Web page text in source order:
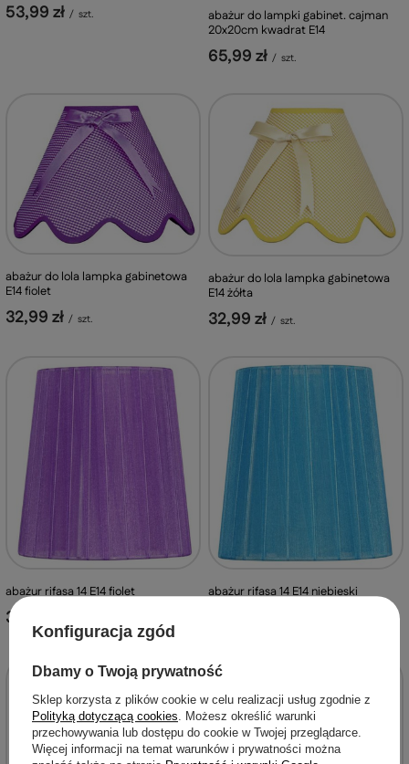
53,99 zł / szt.
abażur do lampki gabinet. cajman
20x20cm kwadrat E14
65,99 zł / szt.
abażur do lola lampka gabinetowa
E14 fiolet
32,99 zł / szt.
abażur do lola lampka gabinetowa
E14 żółta
32,99 zł / szt.
abażur rifasa 14 E14 fiolet
30,99 zł
abażur rifasa 14 E14 niebieski
Konfiguracja zgód
Dbamy o Twoją prywatność
Sklep korzysta z plików cookie w celu realizacji usług zgodnie z
Polityką dotyczącą cookies. Możesz określić warunki
przechowywania lub dostępu do cookie w Twojej przeglądarce.
Więcej informacji na temat warunków i prywatności można